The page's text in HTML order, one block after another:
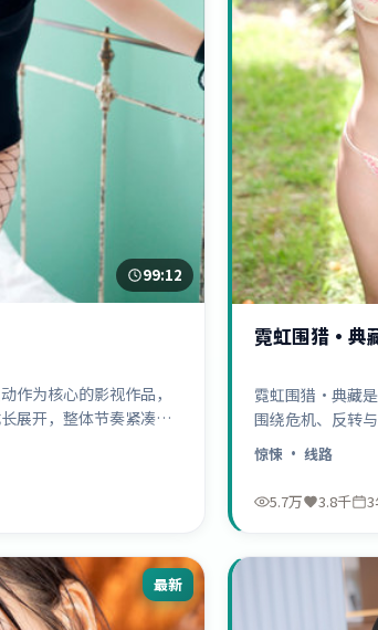
99:12
作为核心的影视作品，
展开，整体节奏紧凑，
霓虹围猎·典
霓虹围猎·典藏是
围绕危机、反转
值得推荐观看。
惊悚 · 线路
5.7万 3.8千
最新